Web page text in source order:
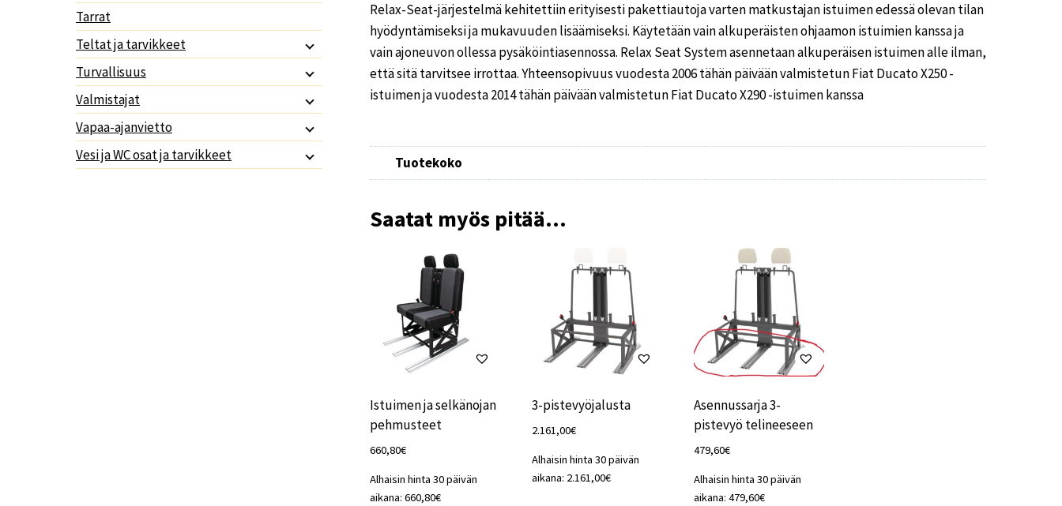
Relax-Seat-järjestelmä kehitettiin erityisesti pakettiautoja varten matkustajan istuimen edessä olevan tilan
hyödyntämiseksi ja mukavuuden lisäämiseksi. Käytetään vain alkuperäisten ohjaamon istuimien kanssa ja
vain ajoneuvon ollessa pysäköintiasennossa. Relax Seat System asennetaan alkuperäisen istuimen alle ilman,
että sitä tarvitsee irrottaa. Yhteensopivuus vuodesta 2006 tähän päivään valmistetun Fiat Ducato X250 -
istuimen ja vuodesta 2014 tähän päivään valmistetun Fiat Ducato X290 -istuimen kanssa
Tuotekoko
Saatat myös pitää...
Istuimen ja selkänojan
pehmusteet
660,80€
Alhaisin hinta 30 päivän
aikana: 660,80€
3-pistevyöjalusta
2.161,00€
Alhaisin hinta 30 päivän
aikana: 2.161,00€
Asennussarja 3-
pistevyö telineeseen
479,60€
Alhaisin hinta 30 päivän
aikana: 479,60€
Tarrat
Teltat ja tarvikkeet
Turvallisuus
Valmistajat
Vapaa-ajanvietto
Vesi ja WC osat ja tarvikkeet